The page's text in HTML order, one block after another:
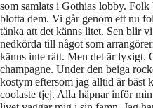
som samlats i Gothias lobby.
blotta dem. Vi går genom ett nu
tänka att det känns litet. Sen blir
nedkörda till något som
känns inte rätt. Men det är lyxigt.
champagne. Under den beiga
kostym eftersom jag alltid är bäst
coolaste tjej. Alla häpnar inför